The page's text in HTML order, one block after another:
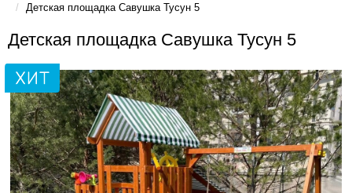
Детская площадка Савушка Тусун 5
Детская площадка Савушка Тусун 5